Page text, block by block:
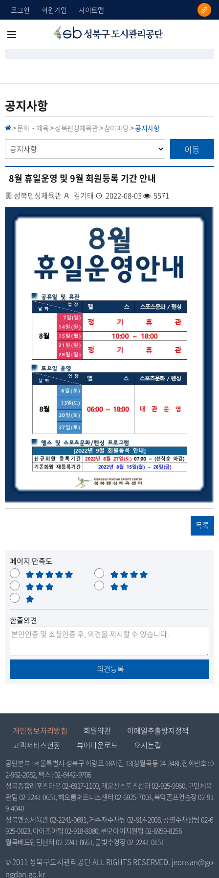
로그인 회원가입 사이트맵
리
공
단
메
보
기
공지사항
H
M
> 문화‧체육> 성북펜싱체육관> 참여마당>공지사항
이동
8월 휴일운영 및 9월 회원등록 기간 안내
사
업
성북펜싱체육관 작
성
자
김기태 등
록
일
2022-08-03조
회
수
5571
목록
페이지 만족도
매
우
만
족
만
족
보
통
불
매
우
불
만
한줄의견
의견등록
개인정보처리방침 회원약관
이메일추출방지정책
고객서비스헌장
뷰어다운로드 오시는길
공단본부 : 서울특별시 성북구 화랑로 18자길 13(상월곡동 24-348), 전화번호 : 0
2-962-2082, 팩스 : 02-6442-9706
성북종합레포츠타운 02-6917-1100, 개운산스포츠센터 02-925-9960, 구민체육
관팀 02-2241-0651, 해오름휘트니스센터 02-6925-7003, 북악골프연습장 02-91
9-4040
성북펜싱체육관 02-2241-0681, 거주자주차팀 02-914-2008, 공영주차장팀 02-6
925-0023, 아이조아팀 02-918-8080, 부모아이지원팀 02-6959-8256
월곡배드민턴센터 02-2241-0661, 물빛수영장 02-2241-0151
© 2011 성북구도시관리공단 ALL RIGHTS RESERVED. jeonsan@go
ngdan.go.kr